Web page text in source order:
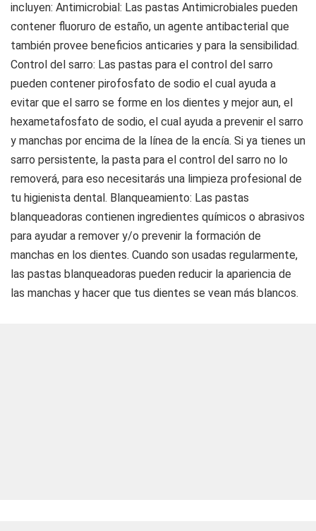
incluyen: Antimicrobial: Las pastas Antimicrobiales pueden
contener fluoruro de estaño, un agente antibacterial que
también provee beneficios anticaries y para la sensibilidad.
Control del sarro: Las pastas para el control del sarro
pueden contener pirofosfato de sodio el cual ayuda a
evitar que el sarro se forme en los dientes y mejor aun, el
hexametafosfato de sodio, el cual ayuda a prevenir el sarro
y manchas por encima de la línea de la encía. Si ya tienes un
sarro persistente, la pasta para el control del sarro no lo
removerá, para eso necesitarás una limpieza profesional de
tu higienista dental. Blanqueamiento: Las pastas
blanqueadoras contienen ingredientes químicos o abrasivos
para ayudar a remover y/o prevenir la formación de
manchas en los dientes. Cuando son usadas regularmente,
las pastas blanqueadoras pueden reducir la apariencia de
las manchas y hacer que tus dientes se vean más blancos.